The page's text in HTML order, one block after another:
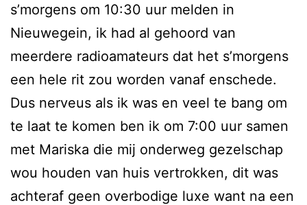
s’morgens om 10:30 uur melden in
Nieuwegein, ik had al gehoord van
meerdere radioamateurs dat het s’morgens
een hele rit zou worden vanaf enschede.
Dus nerveus als ik was en veel te bang om
te laat te komen ben ik om 7:00 uur samen
met Mariska die mij onderweg gezelschap
wou houden van huis vertrokken, dit was
achteraf geen overbodige luxe want na een